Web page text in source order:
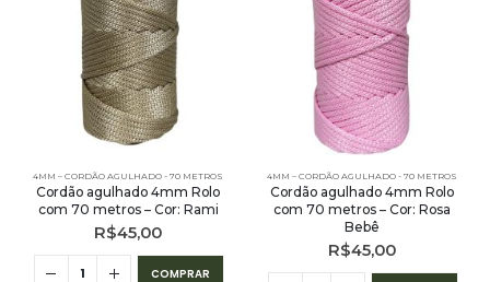
4MM – CORDÃO AGULHADO - 70 METROS
Cordão agulhado 4mm Rolo
com 70 metros – Cor: Rami
R$45,00
COMPRAR
4MM – CORDÃO AGULHADO - 70 METROS
Cordão agulhado 4mm Rolo
com 70 metros – Cor: Rosa
Bebê
R$45,00